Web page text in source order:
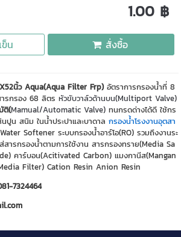
1.00 ฿
น สั่งซื้อ
นิ้ว Aqua(Aqua Filter Frp)อัตราการกรองน้ำที่ 8
รกรอง 68 ลิตรหัวขับวาล์วด้านบน(Multiport Valve)
ติ(Mamual/Automatic Valve) ทนกรดด่างได้ดี ใช้กร
ปูน สนิม ในน้ำประปาและบาดาลกรองน้ำโรงงานอุตสา
Softener ระบบกรองน้ำอาร์โอ(RO) รวมถึงงานระ
สารกรองน้ำตามการใช้งาน สารกรองทราย(Media Sa
คาร์บอน(Acitivated Carbon) แมงกานีส(Mangan
Filter) Cation Resin Anion Resin
7324464